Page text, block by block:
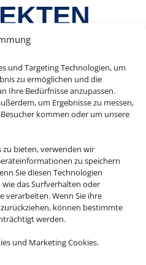
und Targeting Technologien, um
zu ermöglichen und die
Ihre Bedürfnisse anzupassen.
um Ergebnisse zu messen,
kommen oder um unsere
zu bieten, verwenden wir
zu speichern
Sie diesen Technologien
das Surfverhalten oder
verarbeiten. Wenn Sie ihre
können bestimmte
werden.
und Marketing Cookies.
MIT
selbst zusammen
von maximaler
Hotelangebote für
Sie dabei bei uns.